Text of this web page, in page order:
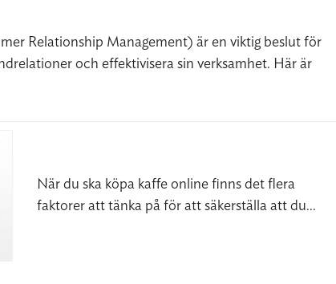
Relationship Management) är en viktig beslut för
och effektivisera sin verksamhet. Här är
När du ska köpa kaffe online finns det flera
faktorer att tänka på för att säkerställa att du...